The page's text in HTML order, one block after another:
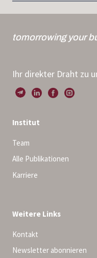
tomorrowing your
Ihr direkter Draht zu
Institut
Team
Alle Publikationen
Karriere
Weitere Links
Kontakt
Newsletter abonnieren